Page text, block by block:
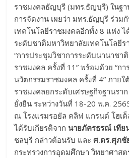
ราชมงคลธัญบุรี (มทร.ธัญบุรี) ในฐา
การจัดงาน เผยว่า มทร.ธัญบุรี ร่วม
เทคโนโลยีราชมงคลอีกทั้ง 8 แห่ง
ระดับชาติมหาวิทยาลัยเทคโนโลยีร
“การประชุมวิชาการระดับนานาชา
ราชมงคล ครั้งที่ 11” พร้อมด้วย “ก
นวัตกรรมราชมงคล ครั้งที่ 4” ภาย
ราชมงคลยกระดับเศรษฐกิจฐานรา
ยั่งยืน ระหว่างวันที่ 18-20 พ.ค.
ณ โรงแรมรอยัล คลิฟ แกรนด์ โฮเ
ได้รับเกียรติจาก นายภัครธรณ์ เทีย
ชลบุรี กล่าวต้อนรับ และศ.ดร.ศุภชั
กระทรวงการอุดมศึกษา วิทยาศาส